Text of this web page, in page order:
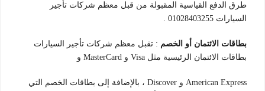
طرق الدفع القياسية المقبولة من قبل معظم شركات تأجير
السيارات 01028403255 .
بطاقات الائتمان أو الخصم : تقبل معظم شركات تأجير السيارات
بطاقات الائتمان الرئيسية مثل Visa و MasterCard و
American Express و Discover ، بالإضافة إلى بطاقات الخصم التي